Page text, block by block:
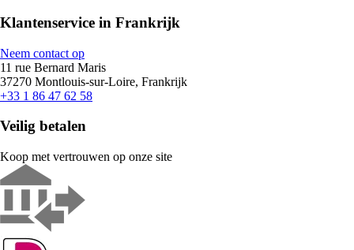
Klantenservice in Frankrijk
Neem contact op
11 rue Bernard Maris
37270 Montlouis-sur-Loire, Frankrijk
+33 1 86 47 62 58
Veilig betalen
Koop met vertrouwen op onze site